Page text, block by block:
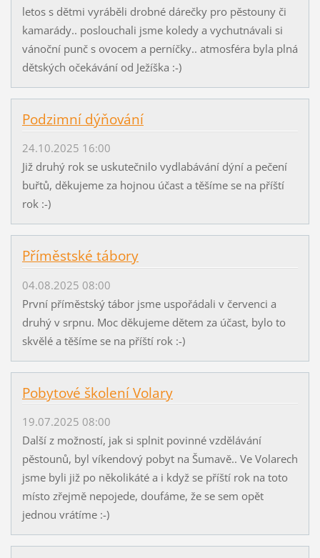
letos s dětmi vyráběli drobné dárečky pro pěstouny či
kamarády.. poslouchali jsme koledy a vychutnávali si
vánoční punč s ovocem a perníčky.. atmosféra byla plná
dětských očekávání od Ježíška :-)
Podzimní dýňování
24.10.2025 16:00
Již druhý rok se uskutečnilo vydlabávání dýní a pečení
buřtů, děkujeme za hojnou účast a těšíme se na příští
rok :-)
Příměstské tábory
04.08.2025 08:00
První příměstský tábor jsme uspořádali v červenci a
druhý v srpnu. Moc děkujeme dětem za účast, bylo to
skvělé a těšíme se na příští rok :-)
Pobytové školení Volary
19.07.2025 08:00
Další z možností, jak si splnit povinné vzdělávání
pěstounů, byl víkendový pobyt na Šumavě.. Ve Volarech
jsme byli již po několikáté a i když se příští rok na toto
místo zřejmě nepojede, doufáme, že se sem opět
jednou vrátíme :-)